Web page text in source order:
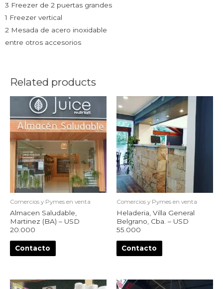
3 Freezer de 2 puertas grandes
1 Freezer vertical
2 Mesada de acero inoxidable
entre otros accesorios
Related products
Comercios y Pymes en venta
Almacen Saludable,
Martinez (BA) – USD
20.000
Contacto
Comercios y Pymes en venta
Heladeria, Villa General
Belgrano, Cba. – USD
55.000
Contacto